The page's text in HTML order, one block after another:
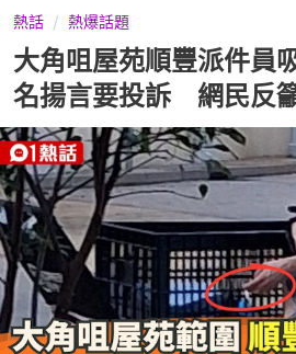
熱話 熱爆話題
大角咀屋苑順豐派件員
名揚言要投訴 網民反